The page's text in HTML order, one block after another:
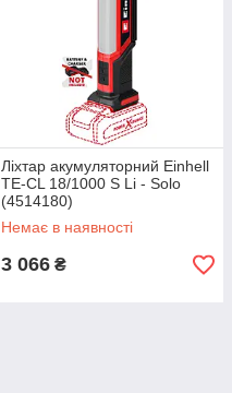
Ліхтар акумуляторний Einhell
TE-CL 18/1000 S Li - Solo
(4514180)
Немає в наявності
3 066 ₴